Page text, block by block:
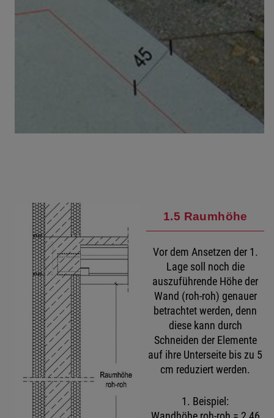
1.5 Raumhöhe
Vor dem Ansetzen der 1.
Lage soll noch die
auszuführende Höhe der
Wand (roh-roh) genauer
betrachtet werden, denn
diese kann durch
Schneiden der Elemente
auf ihre Unterseite bis zu 5
cm reduziert werden.
1. Beispiel: